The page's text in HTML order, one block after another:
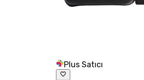
Plus Satıcı